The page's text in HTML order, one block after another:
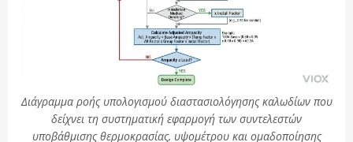
Διάγραμμα ροής υπολογισμού διαστασιολόγησης καλωδίων που
δείχνει τη συστηματική εφαρμογή των συντελεστών
υποβάθμισης θερμοκρασίας, υψομέτρου και ομαδοποίησης